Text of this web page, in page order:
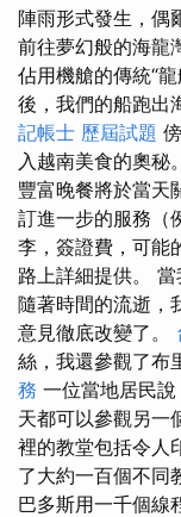
陣雨形式發生，偶
前往夢幻般的海龍
佔用機艙的傳統“龍
後，我們的船跑出
記帳士 歷屆試題
入越南美食的奧秘
豐富晚餐將於當天
訂進一步的服務（
李，簽證費，可能
路上詳細提供。
隨著時間的流逝，
意見徹底改變了。
絲，我還參觀了布
務 一位當地居民
天都可以參觀另一
裡的教堂包括令人
了大約一百個不同
巴多斯用一千個線